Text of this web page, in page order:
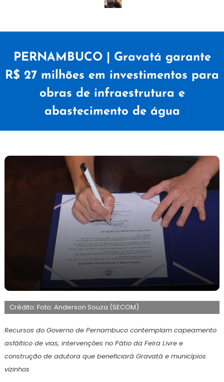
PERNAMBUCO | Gravatá garante
R$ 27 milhões em investimentos para
obras de infraestrutura e
abastecimento de água
julho
2026
Crédito: Foto: Anderson Souza (SECOM)
Recursos do Governo de Pernambuco contemplam capeamento
asfáltico de vias, intervenções no Pátio da Feira Livre e
construção de adutora que beneficiará Gravatá e municípios
vizinhos